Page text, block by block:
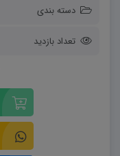
دسته بندی
تعداد بازدید